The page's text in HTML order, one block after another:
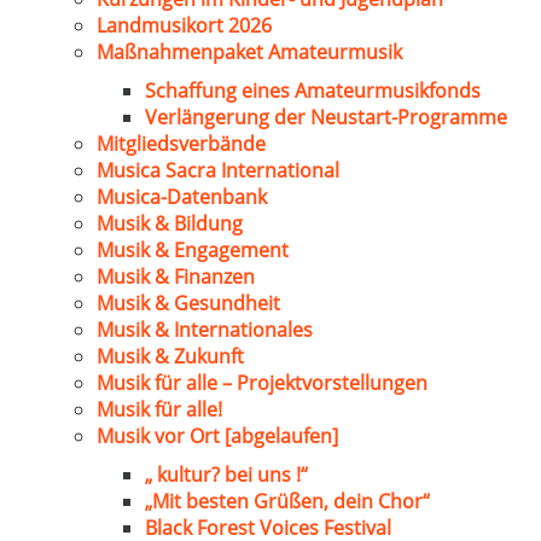
Landmusikort 2026
Maßnahmenpaket Amateurmusik
Schaffung eines Amateurmusikfonds
Verlängerung der Neustart-Programme
Mitgliedsverbände
Musica Sacra International
Musica-Datenbank
Musik & Bildung
Musik & Engagement
Musik & Finanzen
Musik & Gesundheit
Musik & Internationales
Musik & Zukunft
Musik für alle – Projektvorstellungen
Musik für alle!
Musik vor Ort [abgelaufen]
„ kultur? bei uns !“
„Mit besten Grüßen, dein Chor“
Black Forest Voices Festival